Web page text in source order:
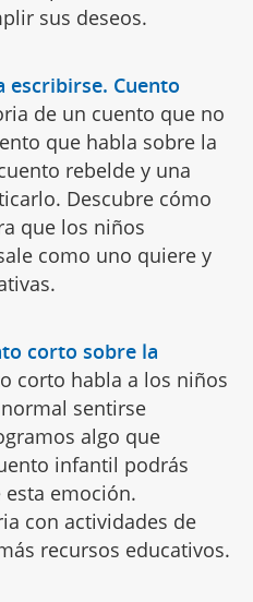
sus deseos.
escribirse. Cuento
de un cuento que no
que habla sobre la
rebelde y una
Descubre cómo
que los niños
como uno quiere y
corto sobre la
corto habla a los niños
sentirse
algo que
infantil podrás
emoción.
con actividades de
recursos educativos.